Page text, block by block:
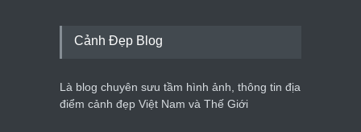
du lịch quốc gia
Cảnh đẹp Việt Nam 24/04/2020
Cảnh Đẹp Blog
Là blog chuyên sưu tầm hình ảnh, thông tin địa
điểm cảnh đẹp Việt Nam và Thế Giới